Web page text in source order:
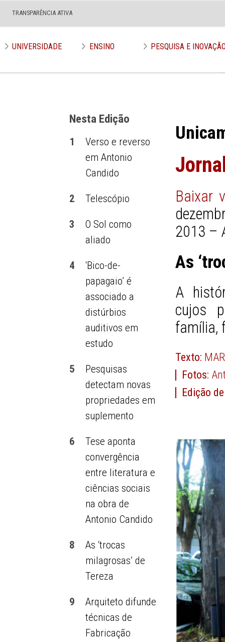
TRANSPARÊNCIA ATIVA
UNIVERSIDADE ENSINO PESQUISA E
Edição nº 585
Nesta Edição
1
Verso e reverso
em Antonio
Candido
2 Telescópio
3
O Sol como
aliado
4
‘Bico-de-
papagaio’ é
associado a
distúrbios
auditivos em
estudo
5
Pesquisas
detectam novas
propriedades em
suplemento
6
Tese aponta
convergência
entre literatura e
ciências sociais
na obra de
Antonio Candido
8
As ‘trocas
milagrosas’ de
Tereza
9
Arquiteto difunde
técnicas de
Fabricação
Baixar
2013 –
As
A
cujos
família,
Texto:
Fotos:
Edição